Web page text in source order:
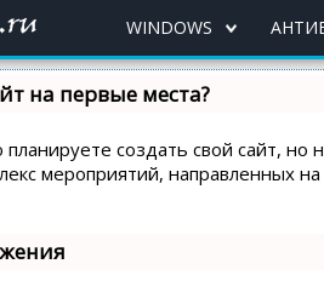
WINDOWS
на первые места?
создать свой сайт,
мероприятий, направленных